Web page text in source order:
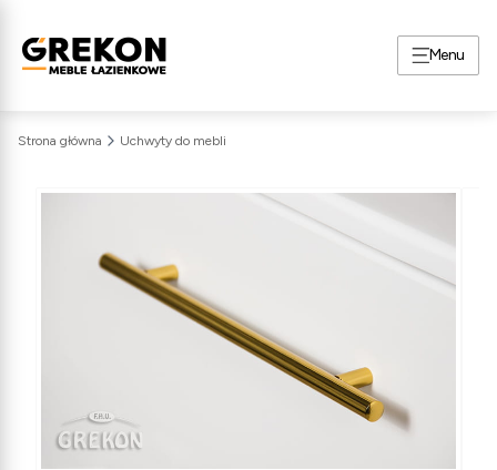
Menu
Strona główna Uchwyty do mebli